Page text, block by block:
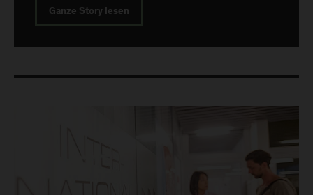
Ganze Story lesen